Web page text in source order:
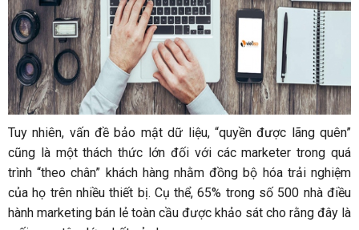
Tuy nhiên, vấn đề bảo mật dữ liệu, “quyền được lãng quên”
cũng là một thách thức lớn đối với các marketer trong quá
trình “theo chân” khách hàng nhằm đồng bộ hóa trải nghiệm
của họ trên nhiều thiết bị. Cụ thể, 65% trong số 500 nhà điều
hành marketing bán lẻ toàn cầu được khảo sát cho rằng đây là